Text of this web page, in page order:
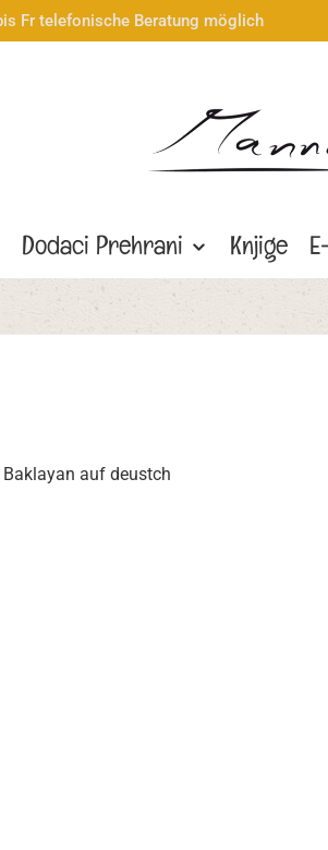
Fr telefonische Beratung möglich
Dodaci Prehrani Knjige